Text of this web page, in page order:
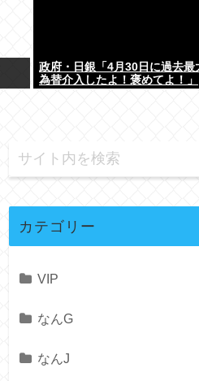
政府・日銀「4月30日に過去最
為替介入したよ！褒めてよ！」
カテゴリー
VIP
なんG
なんJ